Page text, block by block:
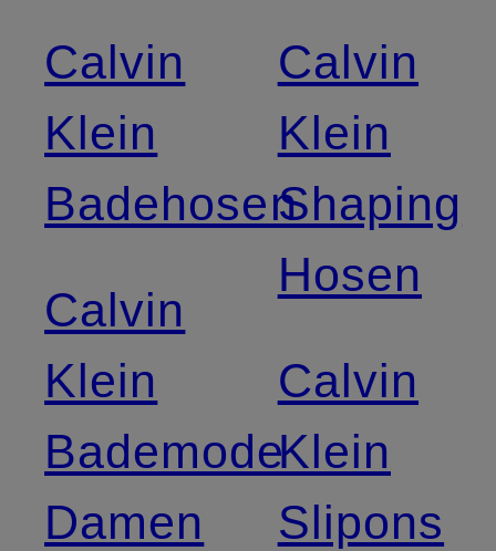
Calvin
Klein
Badehosen
Calvin
Klein
Bademode
Damen
Calvin
Klein
Shaping
Hosen
Calvin
Klein
Slipons